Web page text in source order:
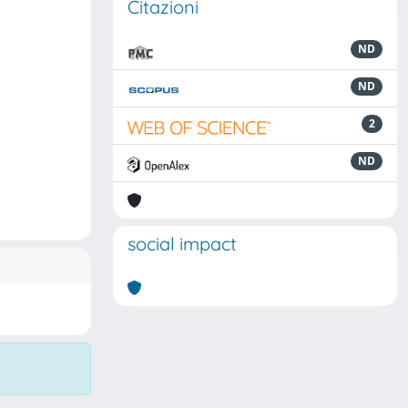
Citazioni
ND
ND
2
ND
social impact